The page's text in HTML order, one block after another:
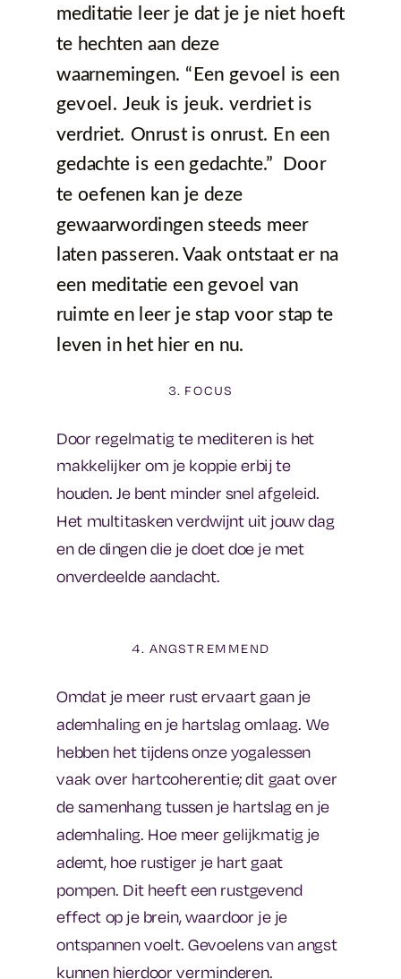
meditatie leer je dat je je niet hoeft
te hechten aan deze
waarnemingen. “Een gevoel is een
gevoel. Jeuk is jeuk. verdriet is
verdriet. Onrust is onrust. En een
gedachte is een gedachte.” Door
te oefenen kan je deze
gewaarwordingen steeds meer
laten passeren. Vaak ontstaat er na
een meditatie een gevoel van
ruimte en leer je stap voor stap te
leven in het hier en nu.
3. FOCUS
Door regelmatig te mediteren is het
makkelijker om je koppie erbij te
houden. Je bent minder snel afgeleid.
Het multitasken verdwijnt uit jouw dag
en de dingen die je doet doe je met
onverdeelde aandacht.
4. ANGSTREMMEND
Omdat je meer rust ervaart gaan je
ademhaling en je hartslag omlaag. We
hebben het tijdens onze yogalessen
vaak over hartcoherentie; dit gaat over
de samenhang tussen je hartslag en je
ademhaling. Hoe meer gelijkmatig je
ademt, hoe rustiger je hart gaat
pompen. Dit heeft een rustgevend
effect op je brein, waardoor je je
ontspannen voelt. Gevoelens van angst
kunnen hierdoor verminderen.